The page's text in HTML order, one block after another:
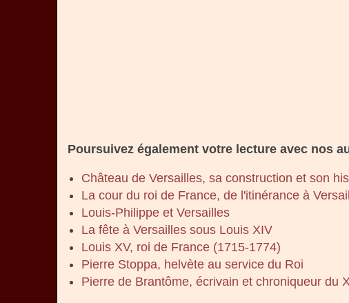
Poursuivez également votre lecture avec nos
Château de Versailles, sa construction et son
La cour du roi de France, de l'itinérance à
Louis-Philippe et Versailles
La fête à Versailles sous Louis XIV
Louis XV, roi de France (1715-1774)
Pierre Stoppa, helvète au service du Roi
Pierre de Brantôme, écrivain et chroniqueur du